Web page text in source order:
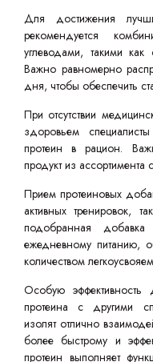
Для достижения
рекомендуется
углеводами, такими
Важно равномерно
дня, чтобы обеспечить
При отсутствии
здоровьем
протеин в рацион.
продукт из ассортимента
Прием протеиновых
активных тренировок,
подобранная
ежедневному питанию,
количеством
Особую эффективность
протеина с другими
изолят отлично
более быстрому и
протеин выполняет